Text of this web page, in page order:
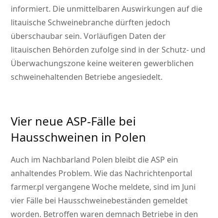
informiert. Die unmittelbaren Auswirkungen auf die
litauische Schweinebranche dürften jedoch
überschaubar sein. Vorläufigen Daten der
litauischen Behörden zufolge sind in der Schutz- und
Überwachungszone keine weiteren gewerblichen
schweinehaltenden Betriebe angesiedelt.
Vier neue ASP-Fälle bei
Hausschweinen in Polen
Auch im Nachbarland Polen bleibt die ASP ein
anhaltendes Problem. Wie das Nachrichtenportal
farmer.pl vergangene Woche meldete, sind im Juni
vier Fälle bei Hausschweinebeständen gemeldet
worden. Betroffen waren demnach Betriebe in den